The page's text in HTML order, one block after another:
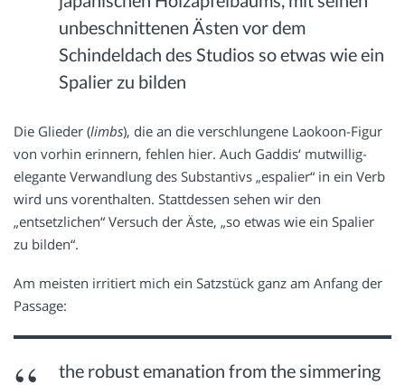
unbeschnittenen Ästen vor dem
Schindeldach des Studios so etwas wie ein
Spalier zu bilden
Die Glieder (limbs), die an die verschlungene Laokoon-Figur
von vorhin erinnern, fehlen hier. Auch Gaddis‘ mutwillig-
elegante Verwandlung des Substantivs „espalier“ in ein Verb
wird uns vorenthalten. Stattdessen sehen wir den
„entsetzlichen“ Versuch der Äste, „so etwas wie ein Spalier
zu bilden“.
Am meisten irritiert mich ein Satzstück ganz am Anfang der
Passage:
the robust emanation from the simmering